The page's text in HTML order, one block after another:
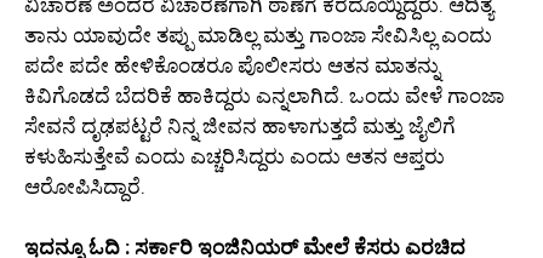
ತಾನು ಯಾವುದೇ ತಪ್ಪು ಮಾಡಿಲ್ಲ ಮತ್ತು ಗಾಂಜಾ ಸೇವಿಸಿಲ್ಲ ಎಂದು
ಪದೇ ಪದೇ ಹೇಳಿಕೊಂಡರೂ ಪೊಲೀಸರು ಆತನ ಮಾತನ್ನು
ಕಿವಿಗೊಡದೆ ಬೆದರಿಕೆ ಹಾಕಿದ್ದರು ಎನ್ನಲಾಗಿದೆ. ಒಂದು ವೇಳೆ ಗಾಂಜಾ
ಸೇವನೆ ದೃಢಪಟ್ಟರೆ ನಿನ್ನ ಜೀವನ ಹಾಳಾಗುತ್ತದೆ ಮತ್ತು ಜೈಲಿಗೆ
ಕಳುಹಿಸುತ್ತೇವೆ ಎಂದು ಎಚ್ಚರಿಸಿದ್ದರು ಎಂದು ಆತನ ಆಪ್ತರು
ಆರೋಪಿಸಿದ್ದಾರೆ.
ಇದನ್ನೂ ಓದಿ : ಸರ್ಕಾರಿ ಇಂಜಿನಿಯರ್ ಮೇಲೆ ಕೆಸರು ಎರಚಿದ